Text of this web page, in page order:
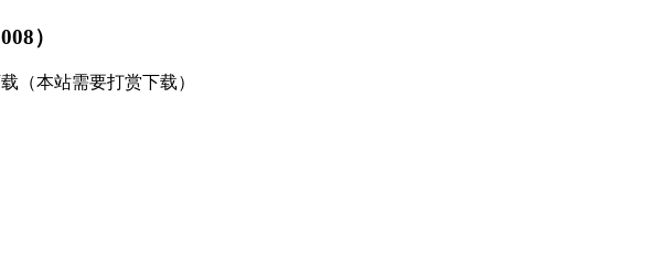
）
（本站需要打赏下载）